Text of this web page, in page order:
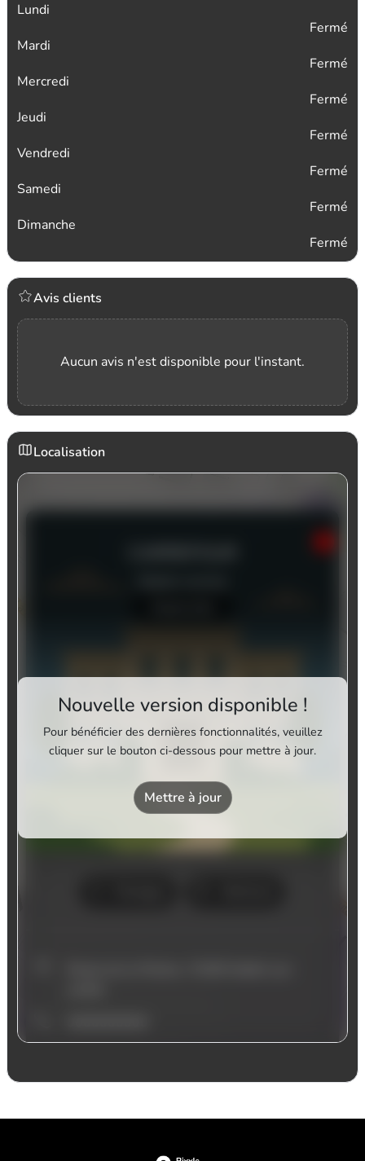
Lundi
Fermé
Mardi
Fermé
Mercredi
Fermé
Jeudi
Fermé
Vendredi
Fermé
Samedi
Fermé
Dimanche
Fermé
Avis clients
Aucun avis n'est disponible pour l'instant.
Localisation